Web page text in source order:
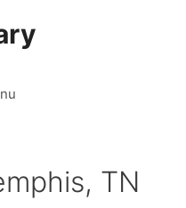
TN